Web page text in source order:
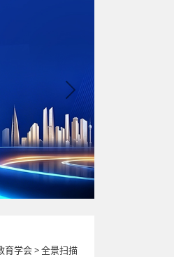
Next
育学会 > 全景扫描